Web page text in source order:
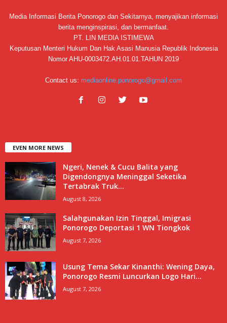
Media Informasi Berita Ponorogo dan Sekitarnya, menyajikan informasi
berita menginspirasi, dan bermanfaat.
PT. LIN MEDIA ISTIMEWA
Keputusan Menteri Hukum Dan Hak Asasi Manusia Republik Indonesia
Nomor AHU-0003472.AH.01.01.TAHUN 2019
Contact us: mediaonline.ponorogo@gmail.com
EVEN MORE NEWS
Ngeri, Nenek & Cucu Balita yang
Digendongnya Meninggal Seketika
Tertabrak Truk...
August 8, 2026
Salahgunakan Izin Tinggal, Imigrasi
Ponorogo Deportasi 1 WN Tiongkok
August 7, 2026
Usung Tema Sekar Kinanthi: Wening Daya,
Ponorogo Resmi Luncurkan Logo Hari...
August 7, 2026